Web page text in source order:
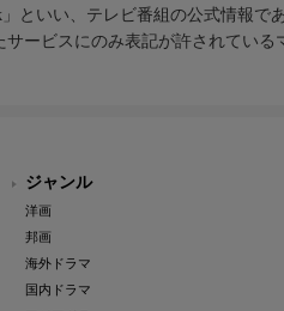
といい、テレビ番組の公式情報で
サービスにのみ表記が許されている
ジャンル
洋画
邦画
海外ドラマ
国内ドラマ